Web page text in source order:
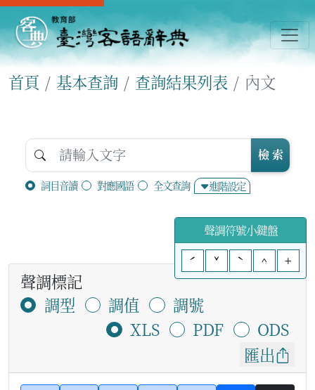
首頁 基本查詢 查詢結果列表 內文
詞目音讀 對應國語 全文查詢 進階設定
檢 索
聲調符號小鍵盤
ˊ
ˇ ˋ ^ +
聲調標記
調型
調值
調號
XLS
PDF
ODS
匯出